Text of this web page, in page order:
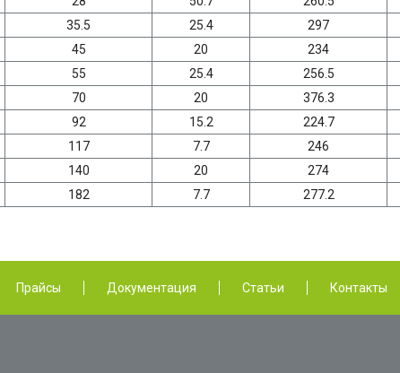
35.5 25.4 297
45 20 234
55 25.4 256.5
70 20 376.3
92 15.2 224.7
117 7.7 246
140 20 274
182 7.7 277.2
Прайсы Документация Статьи Контакты